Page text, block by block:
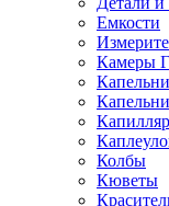
Емкости
Камеры
Колбы
Кюветы